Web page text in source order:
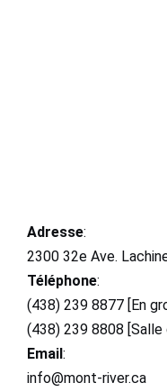
Adresse:
2300 32e Ave.
Téléphone:
(438) 239 8877 [En
(438) 239 8808 [Salle
Email:
info@mont-river.ca